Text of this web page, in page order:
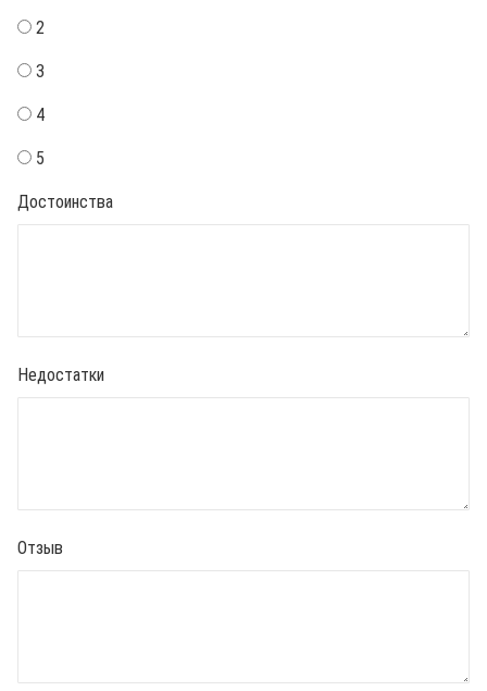
2
3
4
5
Достоинства
Недостатки
Отзыв